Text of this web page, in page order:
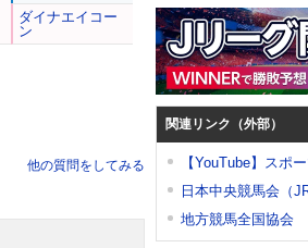
ダイナエイコー
ン
他の質問をしてみる
関連リンク（外部）
【YouTube】スポ
日本中央競馬会（
地方競馬全国協会